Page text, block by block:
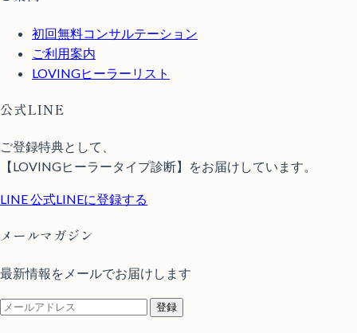
初回無料コンサルテーション
ご利用案内
LOVINGヒーラーリスト
公式LINE
ご登録特典として、
【LOVINGヒーラータイプ診断】をお届けしています。
LINE公式LINEに登録する
メールマガジン
最新情報をメールでお届けします
登録